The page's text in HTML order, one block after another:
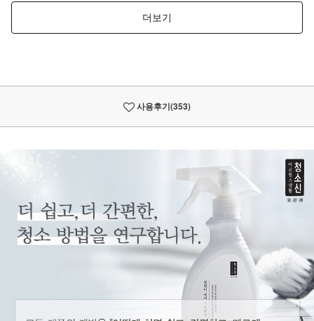
사용후기(353)